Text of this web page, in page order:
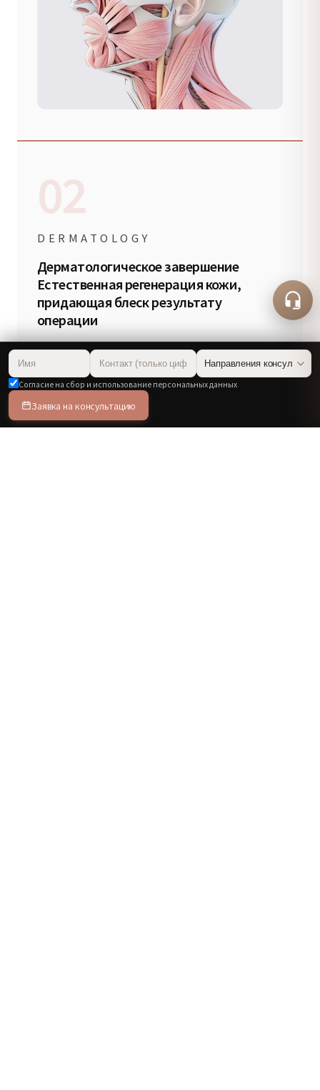
02
DERMATOLOGY
Дерматологическое завершение
Естественная регенерация кожи,
придающая блеск результату
операции
Мы помогаем коже раскрыть свой блеск на
прочно восстановленной структуре.
Благодаря восстановлению кожного барьера
и регенерирующему лечению мы доводим
Согласие на сбор и использование персональных данных
Заявка на консультацию